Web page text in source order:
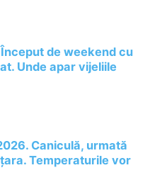
de weekend cu
Unde apar vijeliile
Caniculă, urmată
Temperaturile vor